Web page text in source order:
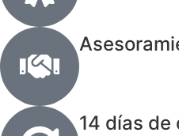
14 días de